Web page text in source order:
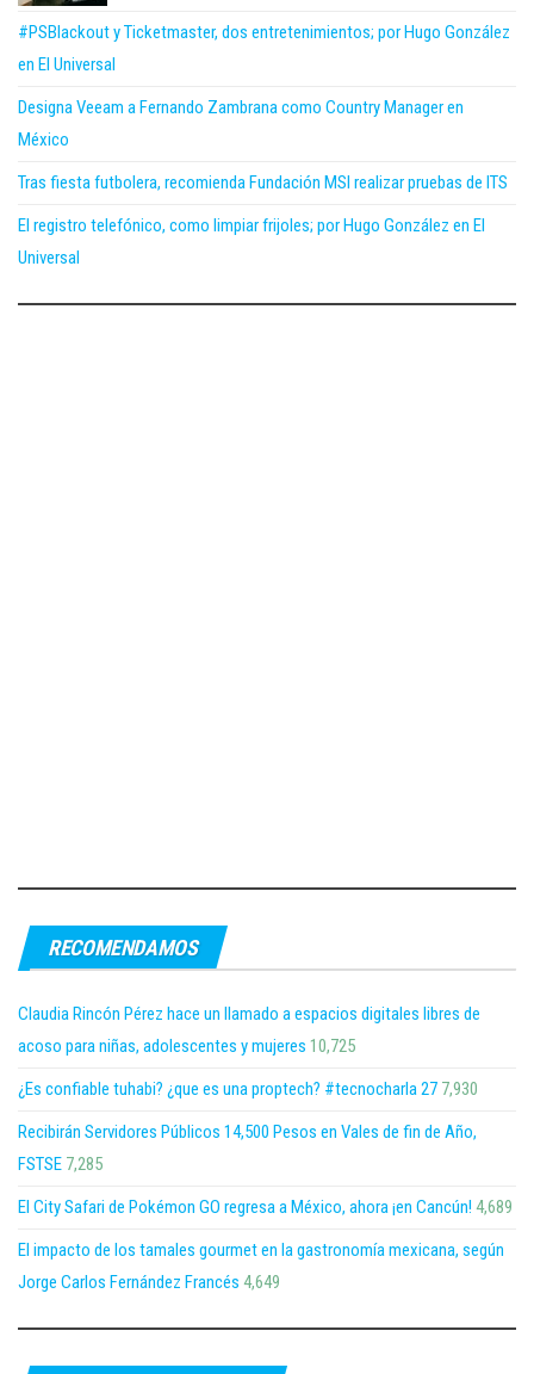
#PSBlackout y Ticketmaster, dos entretenimientos; por Hugo González
en El Universal
Designa Veeam a Fernando Zambrana como Country Manager en
México
Tras fiesta futbolera, recomienda Fundación MSI realizar pruebas de ITS
El registro telefónico, como limpiar frijoles; por Hugo González en El
Universal
RECOMENDAMOS
Claudia Rincón Pérez hace un llamado a espacios digitales libres de
acoso para niñas, adolescentes y mujeres 10,725
¿Es confiable tuhabi? ¿que es una proptech? #tecnocharla 27 7,930
Recibirán Servidores Públicos 14,500 Pesos en Vales de fin de Año,
FSTSE 7,285
El City Safari de Pokémon GO regresa a México, ahora ¡en Cancún! 4,689
El impacto de los tamales gourmet en la gastronomía mexicana, según
Jorge Carlos Fernández Francés 4,649